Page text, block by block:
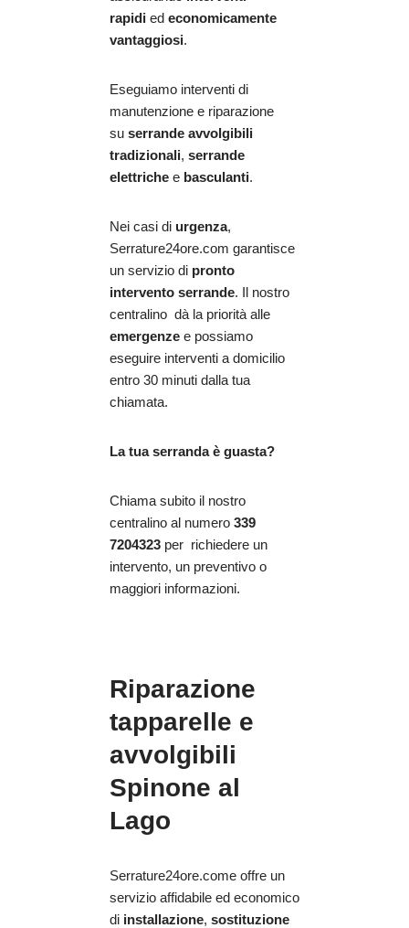
rapidi ed economicamente
vantaggiosi.
Eseguiamo interventi di
manutenzione e riparazione
su serrande avvolgibili
tradizionali, serrande
elettriche e basculanti.
Nei casi di urgenza,
Serrature24ore.com garantisce
un servizio di pronto
intervento serrande. Il nostro
centralino dà la priorità alle
emergenze e possiamo
eseguire interventi a domicilio
entro 30 minuti dalla tua
chiamata.
La tua serranda è guasta?
Chiama subito il nostro
centralino al numero 339
7204323 per richiedere un
intervento, un preventivo o
maggiori informazioni.
Riparazione
tapparelle e
avvolgibili
Spinone al
Lago
Serrature24ore.come offre un
servizio affidabile ed economico
di installazione, sostituzione